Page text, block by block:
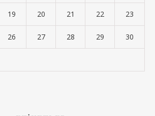
19 20 21 22 23
26 27 28 29 30